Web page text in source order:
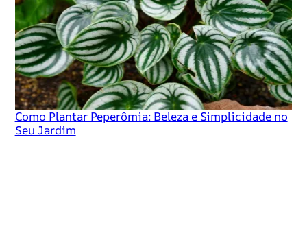
Como Plantar Peperômia: Beleza e Simplicidade no
Seu Jardim